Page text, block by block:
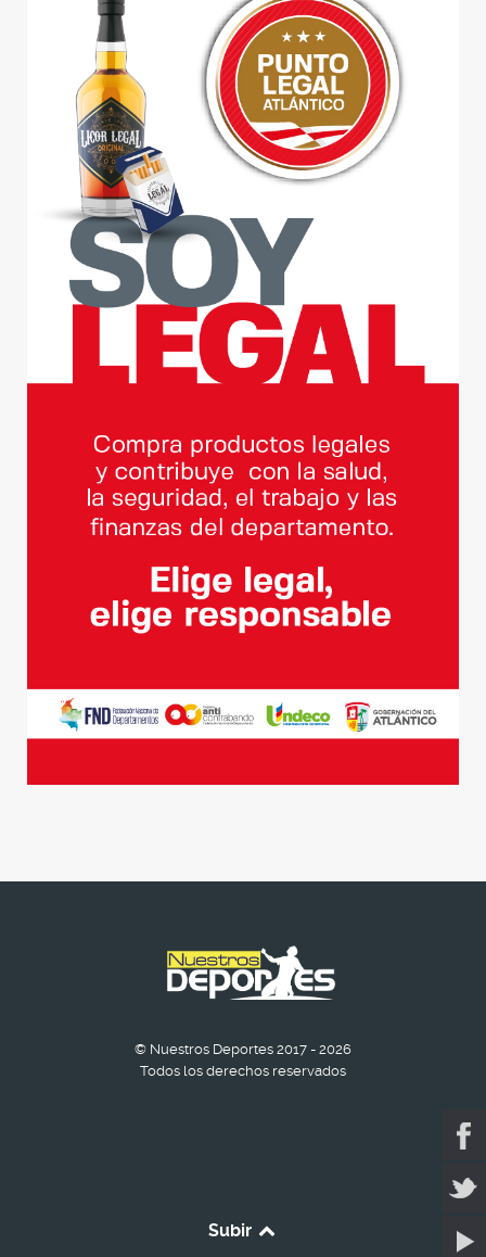
© Nuestros Deportes 2017 - 2026
Todos los derechos reservados
Subir